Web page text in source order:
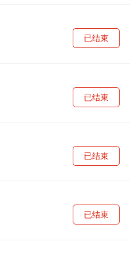
已结束
已结束
已结束
已结束